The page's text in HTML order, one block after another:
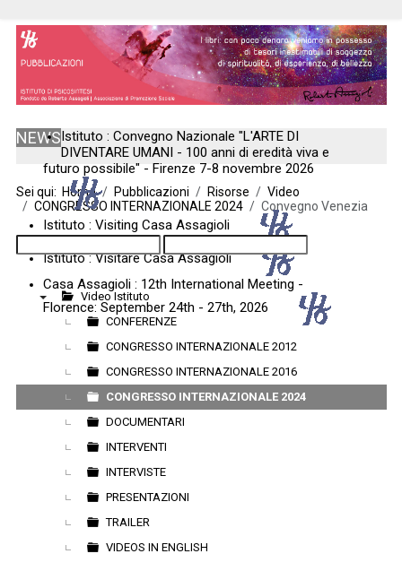
NEWSIstituto : Convegno Nazionale "L'ARTE DI
DIVENTARE UMANI - 100 anni di eredità viva e
futuro possibile" - Firenze 7-8 novembre 2026
Istituto : Visiting Casa Assagioli
Istituto : Visitare Casa Assagioli
Casa Assagioli : 12th International Meeting -
Florence: September 24th - 27th, 2026
Sei qui: Home Pubblicazioni Risorse
Video
CONGRESSO INTERNAZIONALE 2024
Convegno Venezia
Video Istituto
CONFERENZE
CONGRESSO INTERNAZIONALE 2012
CONGRESSO INTERNAZIONALE 2016
CONGRESSO INTERNAZIONALE 2024
DOCUMENTARI
INTERVENTI
INTERVISTE
PRESENTAZIONI
TRAILER
VIDEOS IN ENGLISH